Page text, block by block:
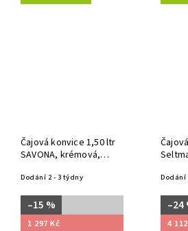
Čajová konvice 1,50 ltr
SAVONA, krémová,
Dodání 2 - 3 týdny
–15 %
1 297 Kč
Dodání
–24
4